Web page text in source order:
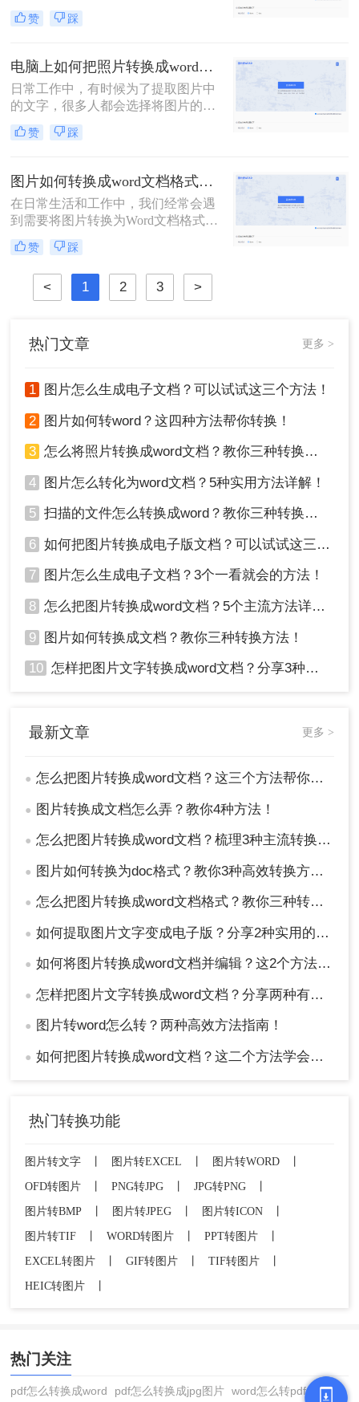
编辑、修改和分享。那么流程图片怎
么转换成word呢？本文将为你介绍三
法，帮助你更高效地完成这一任务。
赞 踩
电脑上如何把照片转换成word文档？转换图片为Word文档的二大妙招！
日常工作中，有时候为了提取图片中
的文字，很多人都会选择将图片的内
容一个字一个字的录入到Word中，费
时费力不说，还总容易出错。其实想
还是有很多快速且好用的方法的，今
天就来教大家电脑上如何把照片转换
成word文档。
赞 踩
图片如何转换成word文档格式？分享三个转换方法！
在日常生活和工作中，我们经常会遇
到需要将图片转换为Word文档格式的
情况。这种需求可能来自于需要将图
片中的文字提取出来进行编辑，或者
是将图片中的表格转换为可编辑的表
格格式。那么图片如何转换成word文
档格式呢？下面，我们将介绍几种常
Word文档的转换。
赞 踩
< 1 2 3 >
热门文章 更多 >
1 图片怎么生成电子文档？可以试试这三个方法！
2 图片如何转word？这四种方法帮你转换！
3 怎么将照片转换成word文档？教你三种转换方法！
4 图片怎么转化为word文档？5种实用方法详解！
5 扫描的文件怎么转换成word？教你三种转换方法！
6 如何把图片转换成电子版文档？可以试试这三个方法！
7 图片怎么生成电子文档？3个一看就会的方法！
8 怎么把图片转换成word文档？5个主流方法详解！
9 图片如何转换成文档？教你三种转换方法！
10 怎样把图片文字转换成word文档？分享3种简单方法，1秒搞定！
最新文章 更多 >
● 怎么把图片转换成word文档？这三个方法帮你轻松解决！
● 图片转换成文档怎么弄？教你4种方法！
● 怎么把图片转换成word文档？梳理3种主流转换方法！
● 图片如何转换为doc格式？教你3种高效转换方法！
● 怎么把图片转换成word文档格式？教你三种转换方法！
● 如何提取图片文字变成电子版？分享2种实用的方法！
● 如何将图片转换成word文档并编辑？这2个方法了解一下！
● 怎样把图片文字转换成word文档？分享两种有效的方法！
● 图片转word怎么转？两种高效方法指南！
● 如何把图片转换成word文档？这二个方法学会省时省力！
热门转换功能
图片转文字 图片转EXCEL 图片转WORD
OFD转图片
PNG转JPG JPG转PNG
图片转BMP
图片转JPEG 图片转ICON
图片转TIF
WORD转图片 PPT转图片
EXCEL转图片
GIF转图片 TIF转图片
HEIC转图片
热门关注
pdf怎么转换成word pdf怎么转换成jpg图片 word怎么转pdf